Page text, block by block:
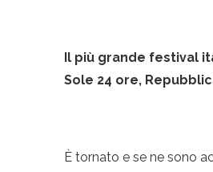
Il più grande festival
Sole 24 ore,
È tornato e se ne sono